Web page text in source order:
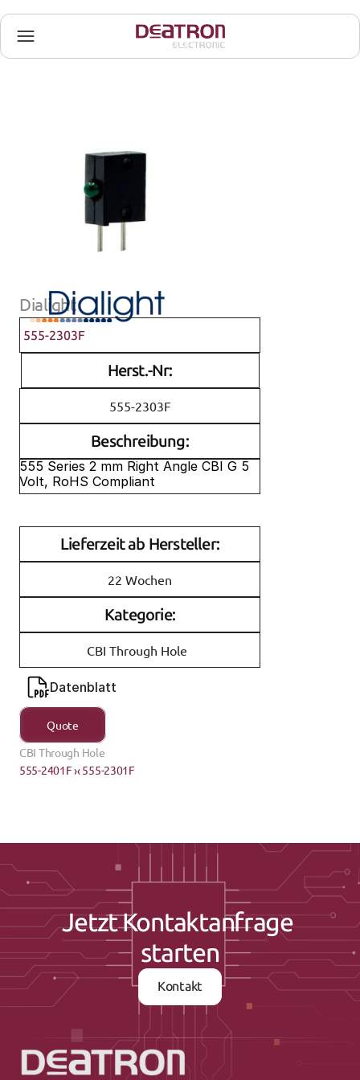
Dialight
555-2303F
Herst.-Nr:
555-2303F
Beschreibung:
555 Series 2 mm Right Angle CBI G 5
Volt, RoHS Compliant
Lieferzeit ab Hersteller:
22 Wochen
Kategorie:
CBI Through Hole
Datenblatt
Quote
CBI Through Hole
555-2401F ›‹ 555-2301F
Jetzt Kontaktanfrage
starten
Kontakt